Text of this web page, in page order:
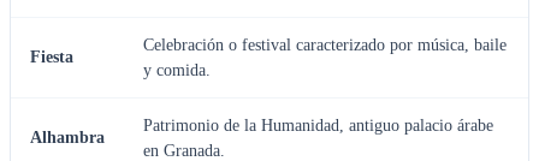
Fiesta
Celebración o festival caracterizado por música, baile
y comida.
Alhambra
Patrimonio de la Humanidad, antiguo palacio árabe
en Granada.